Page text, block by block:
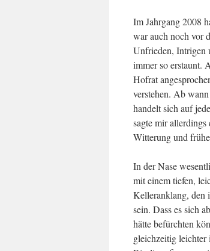
Im Jahrgang 2008
war auch noch vor
Unfrieden, Intrigen
immer so erstaunt.
Hofrat
verstehen. Ab
handelt sich auf
sagte mir allerdings
Witterung und
In der Nase
mit einem tiefen,
Kelleranklang, den
sein. Dass es sich
hätte befürchten
gleichzeitig leichter